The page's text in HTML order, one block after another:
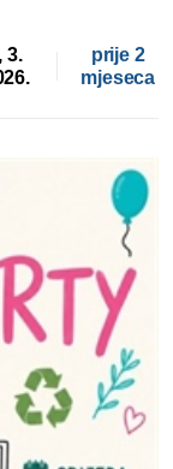
3.
prije 2
mjeseca